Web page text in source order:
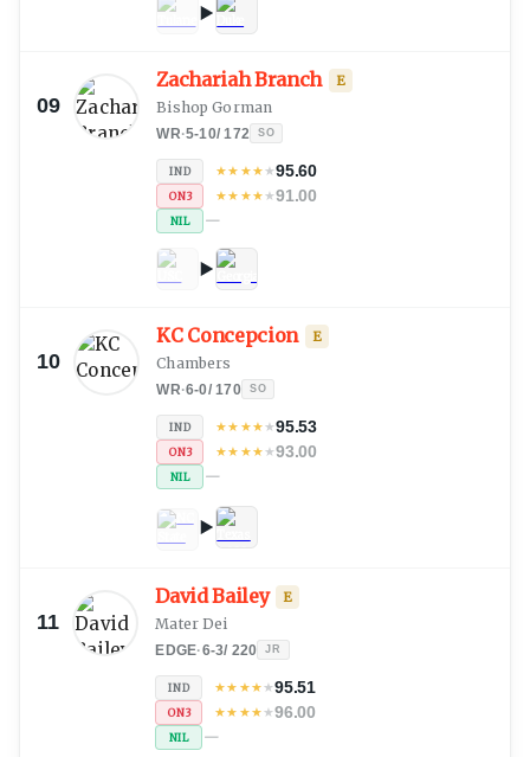
09
Zachariah Branch E
Bishop Gorman
WR·5-10/ 172 SO
IND ★★ ★★★95.60
ON3 ★★ ★★★91.00
NIL —
10
KC Concepcion E
Chambers
WR·6-0/ 170 SO
IND ★★ ★★★95.53
ON3 ★★ ★★★93.00
NIL —
11
David Bailey E
Mater Dei
EDGE·6-3/ 220 JR
IND ★★ ★★★95.51
ON3 ★★ ★★★96.00
NIL —